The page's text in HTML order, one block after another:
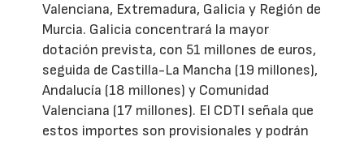
Valenciana, Extremadura, Galicia y Región de
Murcia. Galicia concentrará la mayor
dotación prevista, con 51 millones de euros,
seguida de Castilla-La Mancha (19 millones),
Andalucía (18 millones) y Comunidad
Valenciana (17 millones). El CDTI señala que
estos importes son provisionales y podrán